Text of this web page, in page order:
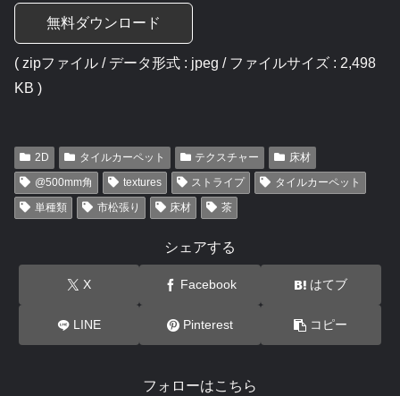
無料ダウンロード
( zipファイル / データ形式 : jpeg / ファイルサイズ : 2,498
KB )
2D タイルカーペット テクスチャー
床材
@500mm角
textures ストライプ
タイルカーペット
単種類
市松張り 床材 茶
シェアする
X Facebook はてブ
LINE Pinterest コピー
フォローはこちら